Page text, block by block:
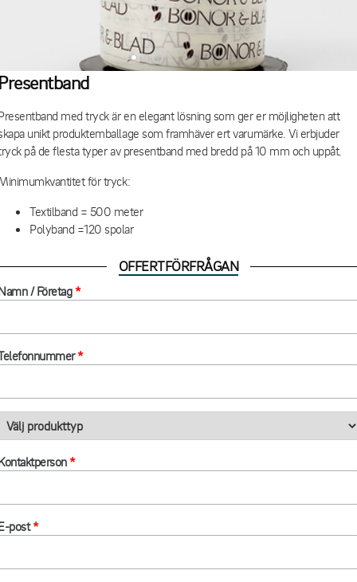
med tryck är en elegant lösning som ger er möjligheten att
unikt produktemballage som framhäver ert varumärke. Vi erbjuder
på de flesta typer av presentband med bredd på 10 mm och uppåt.
för tryck:
Textilband = 500 meter
Polyband =120 spolar
OFFERTFÖRFRÅGAN
/ Företag *
*
*
post*